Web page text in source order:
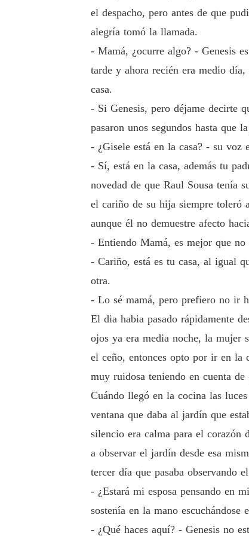
el despacho, pero antes de que
alegría tomó la llamada.
- Mamá, ¿ocurre algo? - Genesis
tarde y ahora recién era medio
casa.
- Si Genesis, pero déjame decirte
pasaron unos segundos hasta que
- ¿Gisele está en la casa? - su voz
- Sí, está en la casa, además tu
novedad de que Raul Sousa tenía
el cariño de su hija siempre toleró
aunque él no demuestre afecto
- Entiendo Mamá, es mejor que
- Cariño, está es tu casa, al igual
otra.
- Lo sé mamá, pero prefiero no ir
El dia habia pasado rápidamente
ojos ya era media noche, la mujer
el ceño, entonces opto por ir en la
muy ruidosa teniendo en cuenta
Cuándo llegó en la cocina las
ventana que daba al jardín que
silencio era calma para el corazón
a observar el jardín desde esa
tercer día que pasaba observando
- ¿Estará mi esposa pensando en
sostenía en la mano
- ¿Qué haces aquí? - Genesis no